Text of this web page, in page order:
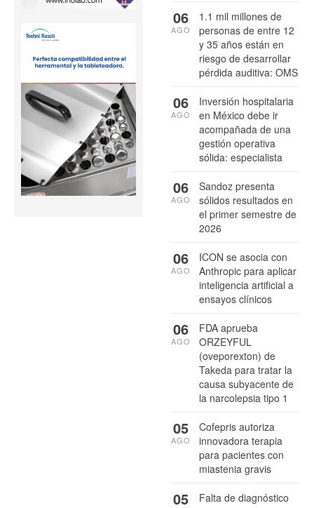
1.1 mil millones de
personas de entre 12
y 35 años están en
riesgo de desarrollar
pérdida auditiva: OMS
06
AGO
Inversión hospitalaria
en México debe ir
acompañada de una
gestión operativa
sólida: especialista
06
AGO
Sandoz presenta
sólidos resultados en
el primer semestre de
2026
06
AGO
ICON se asocia con
Anthropic para aplicar
inteligencia artificial a
ensayos clínicos
06
AGO
FDA aprueba
ORZEYFUL
(oveporexton) de
Takeda para tratar la
causa subyacente de
la narcolepsia tipo 1
06
AGO
Cofepris autoriza
innovadora terapia
para pacientes con
miastenia gravis
05
AGO
Falta de diagnóstico
05